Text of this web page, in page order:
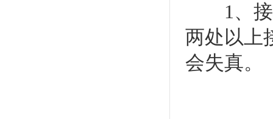
1、接
两处以上
会失真。